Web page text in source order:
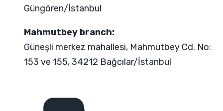
Güngören/İstanbul
Mahmutbey branch:
Güneşli merkez mahallesi, Mahmutbey Cd. No:
153 ve 155, 34212 Bağcılar/İstanbul